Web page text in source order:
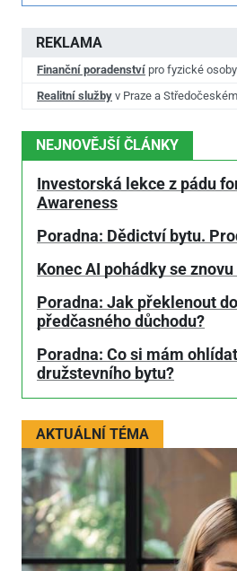
REKLAMA
Finanční poradenství pro fyzické
Realitní služby v Praze a
NEJNOVĚJŠÍ ČLÁNKY
Investorská lekce z pádu
Awareness
Poradna: Dědictví bytu.
Konec AI pohádky se
Poradna: Jak překlenout
předčasného důchodu?
Poradna: Co si mám
družstevního bytu?
AKTUÁLNÍ TÉMA